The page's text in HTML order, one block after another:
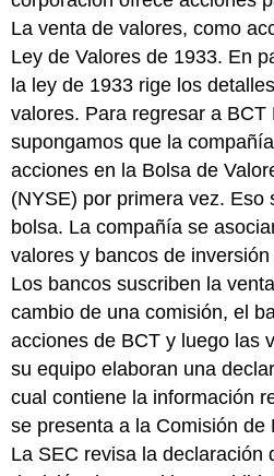
La venta de valores, como
Ley de Valores de 1933. En
la ley de 1933 rige los
valores. Para regresar a BCT
supongamos que la
acciones en la Bolsa de
(NYSE) por primera vez. Eso
bolsa. La compañía se
valores y bancos de
Los bancos suscriben la
cambio de una comisión, el
acciones de BCT y luego las
su equipo elaboran una
cual contiene la información
se presenta a la Comisión de
La SEC revisa la declaración